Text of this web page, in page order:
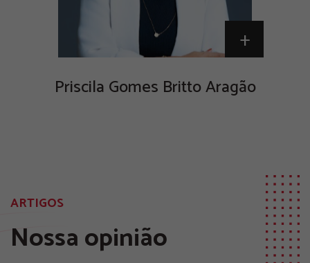
+
Priscila Gomes Britto Aragão
ARTIGOS
Nossa opinião